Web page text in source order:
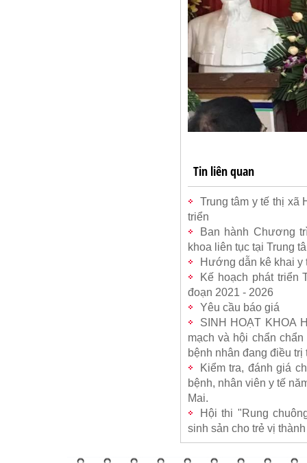
Tin liên quan
Trung tâm y tế thị xã
triển
Ban hành Chương
khoa liên tục tại Trung
Hướng dẫn kê khai y
Kế hoạch phát triển
đoạn 2021 - 2026
Yêu cầu báo giá
SINH HOẠT KHOA
mạch và hội chẩn
bệnh nhân đang điều trị
Kiểm tra, đánh giá
bệnh, nhân viên y tế
Mai.
Hội thi "Rung
sinh sản cho trẻ vị